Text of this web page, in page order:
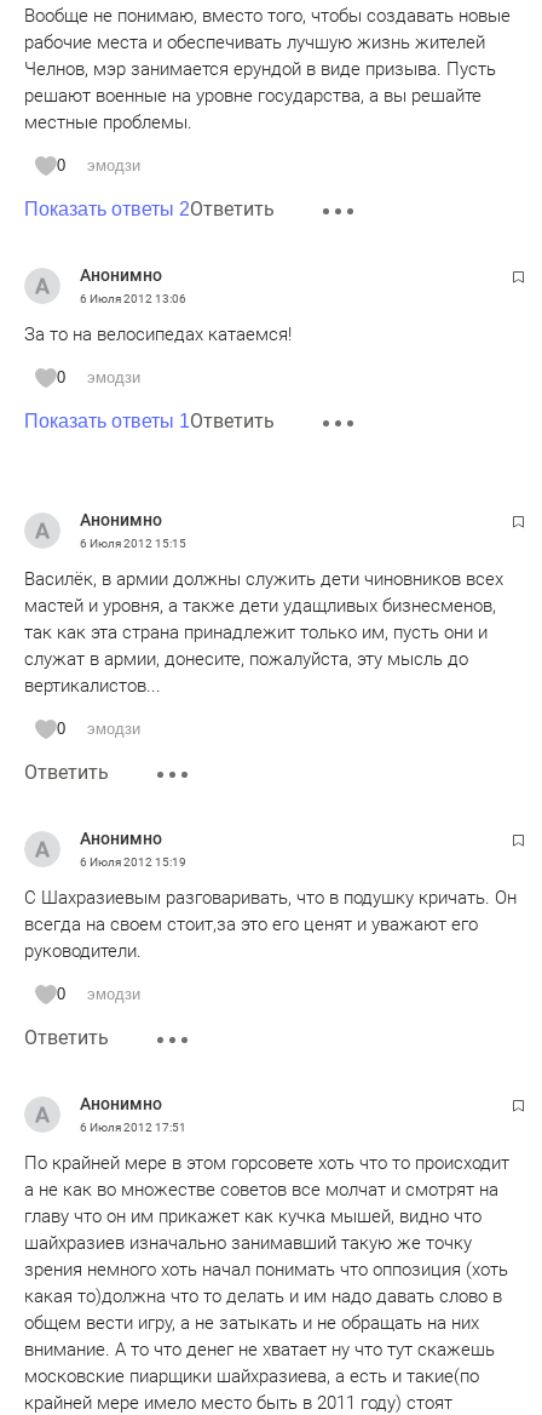
Вообще не понимаю, вместо того, чтобы создавать новые
рабочие места и обеспечивать лучшую жизнь жителей
Челнов, мэр занимается ерундой в виде призыва. Пусть
решают военные на уровне государства, а вы решайте
местные проблемы.
0 эмодзи
Показать ответы 2Ответить
Анонимно
6 Июля 2012 13:06
За то на велосипедах катаемся!
0 эмодзи
Показать ответы 1Ответить
Анонимно
6 Июля 2012 15:15
Василёк, в армии должны служить дети чиновников всех
мастей и уровня, а также дети удащливых бизнесменов,
так как эта страна принадлежит только им, пусть они и
служат в армии, донесите, пожалуйста, эту мысль до
вертикалистов...
0 эмодзи
Ответить
Анонимно
6 Июля 2012 15:19
С Шахразиевым разговаривать, что в подушку кричать. Он
всегда на своем стоит,за это его ценят и уважают его
руководители.
0 эмодзи
Ответить
Анонимно
6 Июля 2012 17:51
По крайней мере в этом горсовете хоть что то происходит
а не как во множестве советов все молчат и смотрят на
главу что он им прикажет как кучка мышей, видно что
шайхразиев изначально занимавший такую же точку
зрения немного хоть начал понимать что оппозиция (хоть
какая то)должна что то делать и им надо давать слово в
общем вести игру, а не затыкать и не обращать на них
внимание. А то что денег не хватает ну что тут скажешь
московские пиарщики шайхразиева, а есть и такие(по
крайней мере имело место быть в 2011 году) стоят